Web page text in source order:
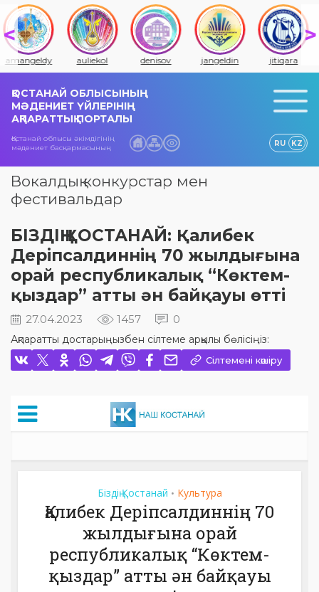
amangeldy auliekol denisov jangeldin jitiqara
ҚОСТАНАЙ ОБЛЫСЫНЫҢ
МӘДЕНИЕТ ҮЙЛЕРІНІҢ
АҚПАРАТТЫҚ ПОРТАЛЫ
Қостанай облысы әкімдігінің
мәдениет басқармасының
RU KZ
Вокалдық конкурстар мен
фестивальдар
БІЗДІҢ ҚОСТАНАЙ: Қалибек
Деріпсалдиннің 70 жылдығына
орай республикалық “Көктем-
қыздар” атты ән байқауы өтті
27.04.2023 1457 0
Ақпаратты достарыңызбен сілтеме арқылы бөлісіңіз:
Сілтемені көшіру